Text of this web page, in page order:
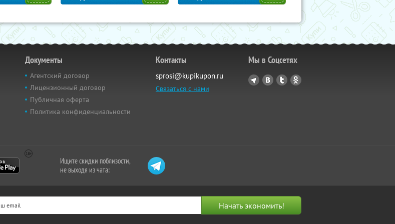
Документы
Агентский договор
Лицензионный договор
Публичная оферта
Политика конфиденциальности
Контакты
sprosi@kupikupon.ru
Связаться с нами
Мы в Соцсетях
Ищите скидки поблизости,
не выходя из чата: